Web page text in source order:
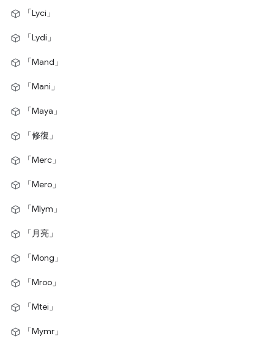
「Lyci」
「Lydi」
「Mand」
「Mani」
「Maya」
「修復」
「Merc」
「Mero」
「Mlym」
「月亮」
「Mong」
「Mroo」
「Mtei」
「Mymr」